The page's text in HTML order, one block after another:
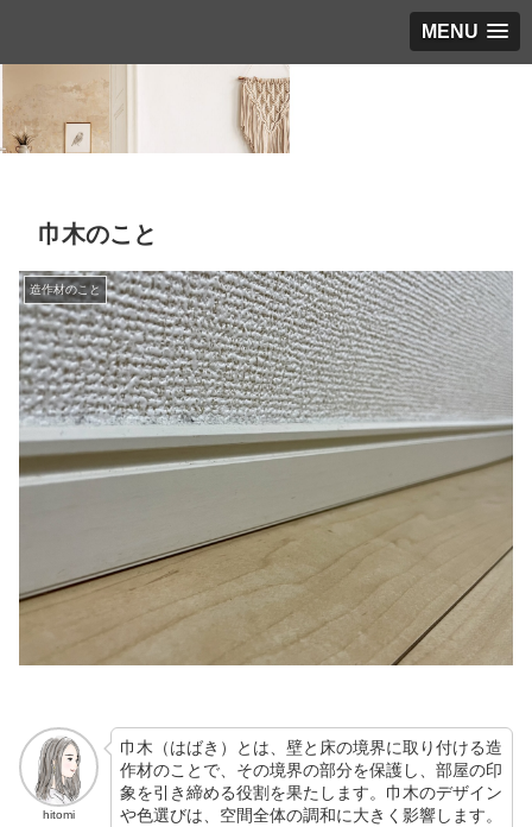
MENU
巾木のこと
造作材のこと
hitomi
巾木（はばき）とは、壁と床の境界に取り付ける造
作材のことで、その境界の部分を保護し、部屋の印
象を引き締める役割を果たします。巾木のデザイン
や色選びは、空間全体の調和に大きく影響します。